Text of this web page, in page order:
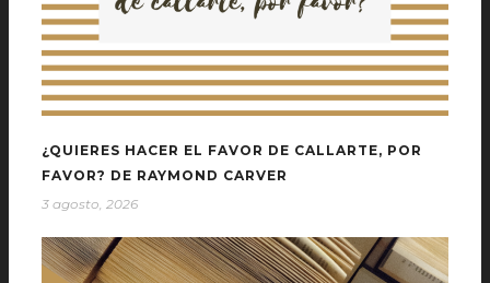
¿QUIERES HACER EL FAVOR DE CALLARTE, POR
FAVOR? DE RAYMOND CARVER
3 agosto, 2026